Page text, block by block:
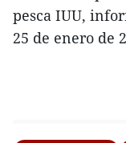
pesca IUU,
25 de enero de